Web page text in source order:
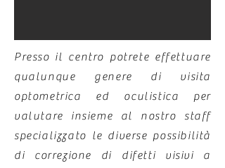
Presso il centro potrete effettuare
qualunque genere di visita
optometrica ed oculistica per
valutare insieme al nostro staff
specializzato le diverse possibilità
di correzione di difetti visivi a